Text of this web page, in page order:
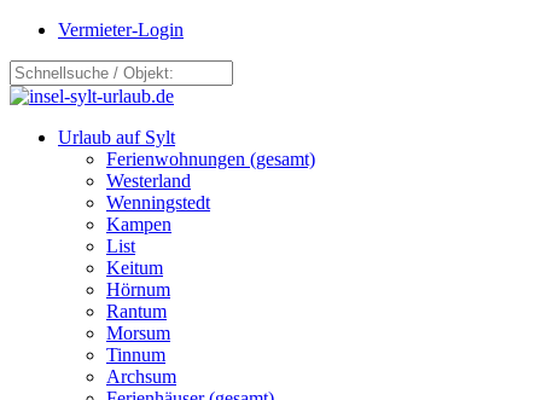
Vermieter-Login
Urlaub auf Sylt
Ferienwohnungen (gesamt)
Westerland
Wenningstedt
Kampen
List
Keitum
Hörnum
Rantum
Morsum
Tinnum
Archsum